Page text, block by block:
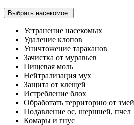
Выбрать насекомое:
Устранение насекомых
Удаление клопов
Уничтожение тараканов
Зачистка от муравьев
Пищевая моль
Нейтрализация мух
Защита от клещей
Истребление блох
Обработать территорию от змей
Подавление ос, шершней, пчел
Комары и гнус